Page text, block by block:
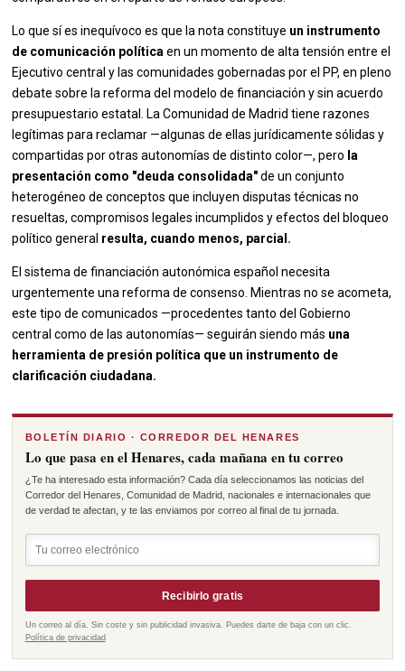
Lo que sí es inequívoco es que la nota constituye un instrumento
de comunicación política en un momento de alta tensión entre el
Ejecutivo central y las comunidades gobernadas por el PP, en pleno
debate sobre la reforma del modelo de financiación y sin acuerdo
presupuestario estatal. La Comunidad de Madrid tiene razones
legítimas para reclamar —algunas de ellas jurídicamente sólidas y
compartidas por otras autonomías de distinto color—, pero la
presentación como "deuda consolidada"de un conjunto
heterogéneo de conceptos que incluyen disputas técnicas no
resueltas, compromisos legales incumplidos y efectos del bloqueo
político general resulta, cuando menos, parcial.
El sistema de financiación autonómica español necesita
urgentemente una reforma de consenso. Mientras no se acometa,
este tipo de comunicados —procedentes tanto del Gobierno
central como de las autonomías— seguirán siendo más una
herramienta de presión política que un instrumento de
clarificación ciudadana.
BOLETÍN DIARIO · CORREDOR DEL HENARES
Lo que pasa en el Henares, cada mañana en tu correo
¿Te ha interesado esta información? Cada día seleccionamos las noticias del
Corredor del Henares, Comunidad de Madrid, nacionales e internacionales que
de verdad te afectan, y te las enviamos por correo al final de tu jornada.
Recibirlo gratis
Un correo al día. Sin coste y sin publicidad invasiva. Puedes darte de baja con un clic.
Política de privacidad